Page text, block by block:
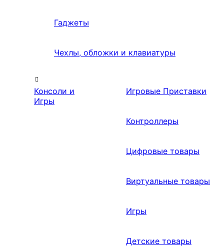
Гаджеты
Чехлы, обложки и клавиатуры
Консоли и
Игры
Игровые Приставки
Контроллеры
Цифровые товары
Виртуальные товары
Игры
Детские товары